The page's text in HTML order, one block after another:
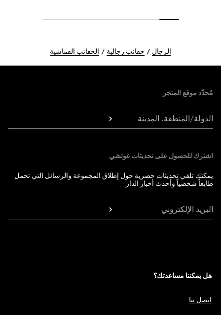
الرجال حقائب رجالية الحقائب القماشية
مُحدّد موقع المتجر
الدولة/المنطقة، المدينة
اشترك للحصول على تحديثات غوتشي
يمكنك تلقي تحديثات حصرية حول إطلاق المجموعة والرسائل التي تحمل
طابعاً شخصياً وأحدث أخبار الدار.
البريد الإلكتروني
هل يمكننا مساعدتك؟
اتصل بنا